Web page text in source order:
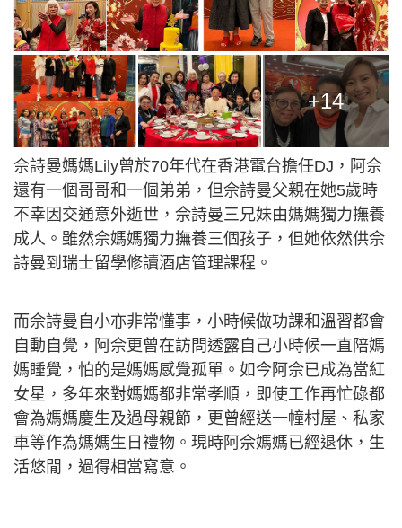
+14
佘詩曼媽媽Lily曾於70年代在香港電台擔任DJ，阿佘
還有一個哥哥和一個弟弟，但佘詩曼父親在她5歲時
不幸因交通意外逝世，佘詩曼三兄妹由媽媽獨力撫養
成人。雖然佘媽媽獨力撫養三個孩子，但她依然供佘
詩曼到瑞士留學修讀酒店管理課程。
而佘詩曼自小亦非常懂事，小時候做功課和溫習都會
自動自覺，阿佘更曾在訪問透露自己小時候一直陪媽
媽睡覺，怕的是媽媽感覺孤單。如今阿佘已成為當紅
女星，多年來對媽媽都非常孝順，即使工作再忙碌都
會為媽媽慶生及過母親節，更曾經送一幢村屋、私家
車等作為媽媽生日禮物。現時阿佘媽媽已經退休，生
活悠閒，過得相當寫意。